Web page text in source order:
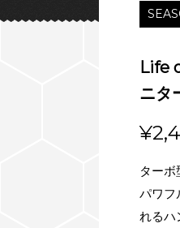
Life
ニタ
ター
パワフ
れるハ